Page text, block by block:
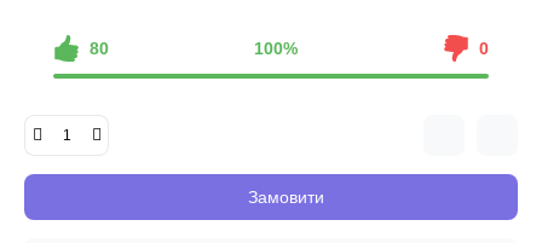
80 100% 0
Замовити